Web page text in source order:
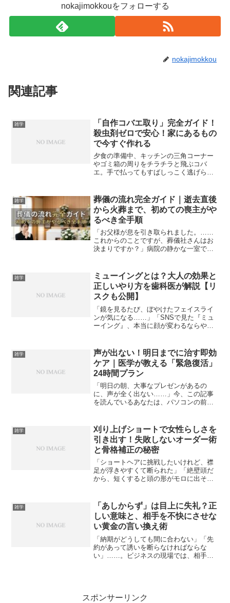
nokajimokkouをフォローする
nokajimokkou
関連記事
雑学
「自作コバエ取り」完全ガイド！
殺虫剤ゼロで安心！家にあるもの
で今すぐ作れる
夕食の準備中、キッチンの三角コーナー
やゴミ箱の周りをチラチラと飛ぶコバ
エ。手で払ってもすばしっこく逃げら
い！」と思っても、小さな子供やペット
がいると、キッチンや食卓の近...
雑学
葬儀の流れ完全ガイド｜逝去直後
から火葬まで、初めての喪主がや
るべき全手順
「お父様が息を引き取られました。……
これからのことですが、葬儀社さんはお
決まりですか？」病院の静かな一室で、
「今、何をすればいいんだ？」と強い焦
りを感じているのではないでし...
雑学
ミューイングとは？大人の効果と
正しいやり方を歯科医が解説【リ
スクも公開】
「鏡を見るたび、ぼやけたフェイスライ
ンが気になる……」「SNSで見た『ミュ
ーイング』、本当に顔が変わるならやっ
ッとしたり、SNSで劇的なビフォーアフ
ター画像を見て「自分...
雑学
声が出ない！明日までに治す即効
ケア｜医学が教える「緊急復活」
24時間プラン
「明日の朝、大事なプレゼンがあるの
に、声が全く出ない……」今、この記事
を読んでいるあなたは、パソコンの前で
も、出てくるのはかすれた空気の音だ
け。上司やクライアントの顔が浮...
雑学
刈り上げショートで女性らしさを
引き出す！失敗しないオーダー術
と骨格補正の秘密
「ショートヘアに挑戦したいけれど、襟
足が浮きやすくて断られた」「絶壁頭だ
から、短くすると頭の形がモロに出そう
ませんか？ 忙しく働く大人女性にとっ
て、実は「刈り上げショー...
雑学
「あしからず」は目上に失礼？正
しい意味と、相手を不快にさせな
い黄金の言い換え術
「納期がどうしても間に合わない」「先
約があって誘いを断らなければならな
い」……。ビジネスの現場では、相手の
スポンサーリンク